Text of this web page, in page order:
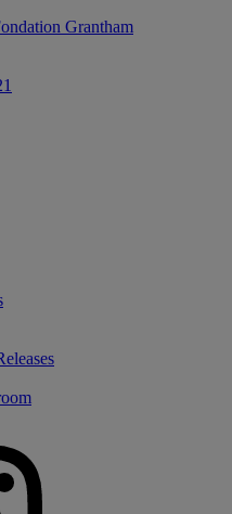
Grantham